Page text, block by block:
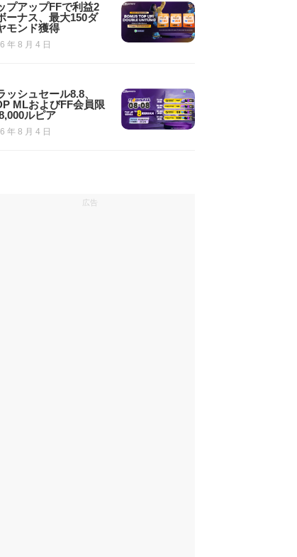
プアップFFで利益2
ーナス、最大150ダ
モンド獲得
年 8 月 4 日
ッシュセール8.8、
MLおよびFF会員限
ルピア
年 8 月 4 日
広告